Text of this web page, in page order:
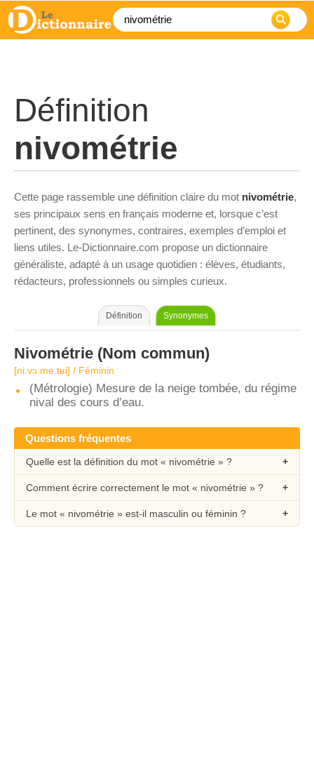
Définition
nivométrie
Cette page rassemble une définition claire du mot nivométrie,
ses principaux sens en français moderne et, lorsque c’est
pertinent, des synonymes, contraires, exemples d’emploi et
liens utiles. Le-Dictionnaire.com propose un dictionnaire
généraliste, adapté à un usage quotidien : élèves, étudiants,
rédacteurs, professionnels ou simples curieux.
Définition Synonymes
Nivométrie (Nom commun)
[ni.vɔ.me.tʁi] / Féminin
(Métrologie) Mesure de la neige tombée, du régime
nival des cours d’eau.
Questions fréquentes
Quelle est la définition du mot « nivométrie » ?
Comment écrire correctement le mot « nivométrie » ?
Le mot « nivométrie » est-il masculin ou féminin ?